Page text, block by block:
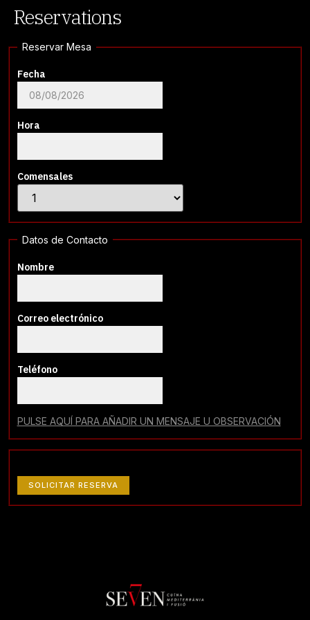
Reservations
Reservar Mesa
Fecha
Hora
Comensales
Datos de Contacto
Nombre
Correo electrónico
Teléfono
PULSE AQUÍ PARA AÑADIR UN MENSAJE U OBSERVACIÓN
SOLICITAR RESERVA